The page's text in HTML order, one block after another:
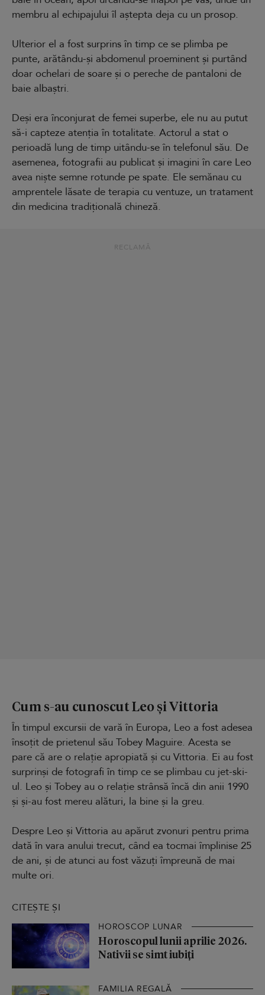
membru al echipajului îl aștepta deja cu un prosop.
Ulterior el a fost surprins în timp ce se plimba pe
punte, arătându-și abdomenul proeminent și purtând
doar ochelari de soare și o pereche de pantaloni de
baie albaștri.
Deși era înconjurat de femei superbe, ele nu au putut
să-i capteze atenția în totalitate. Actorul a stat o
perioadă lung de timp uitându-se în telefonul său. De
asemenea, fotografii au publicat și imagini în care Leo
avea niște semne rotunde pe spate. Ele semănau cu
amprentele lăsate de terapia cu ventuze, un tratament
din medicina tradițională chineză.
RECLAMĂ
Cum s-au cunoscut Leo și Vittoria
În timpul excursii de vară în Europa, Leo a fost adesea
însoțit de prietenul său Tobey Maguire. Acesta se
pare că are o relație apropiată și cu Vittoria. Ei au fost
surprinși de fotografi în timp ce se plimbau cu jet-ski-
ul. Leo și Tobey au o relație strânsă încă din anii 1990
și și-au fost mereu alături, la bine și la greu.
Despre Leo și Vittoria au apărut zvonuri pentru prima
dată în vara anului trecut, când ea tocmai împlinise 25
de ani, și de atunci au fost văzuți împreună de mai
multe ori.
CITEȘTE ȘI
HOROSCOP LUNAR
Horoscopul lunii aprilie 2026.
Nativii se simt iubiți
FAMILIA REGALĂ